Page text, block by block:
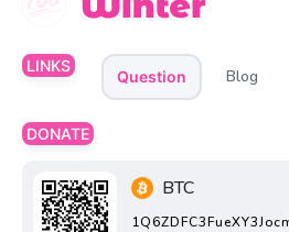
LINKS
Question Blog
DONATE
BTC